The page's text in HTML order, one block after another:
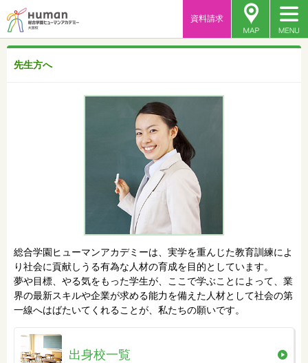
資料請求
先生方へ
総合学園ヒューマンアカデミーは、実学を重んじた教育訓練によ
り社会に貢献しうる有為な人材の育成を目的としています。
夢や目標、やる気をもった学生が、ここで学ぶことによって、業
界の最新スキルや企業が求める能力を備えた人材として社会の第
一線へはばたいてくれることが、私たちの願いです。
出身校一覧